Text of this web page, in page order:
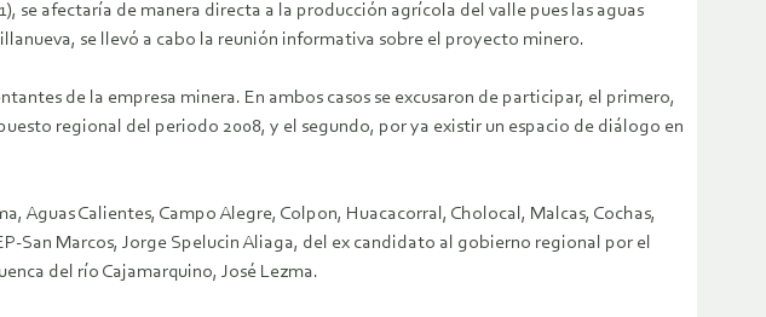
afectaría de manera directa a la producción agrícola del valle pues las aguas
se llevó a cabo la reunión informativa sobre el proyecto minero.
de la empresa minera. En ambos casos se excusaron de participar, el primero,
regional del periodo 2008, y el segundo, por ya existir un espacio de diálogo en
Calientes, Campo Alegre, Colpon, Huacacorral, Cholocal, Malcas, Cochas,
San Marcos, Jorge Spelucin Aliaga, del ex candidato al gobierno regional por el
del río Cajamarquino, José Lezma.